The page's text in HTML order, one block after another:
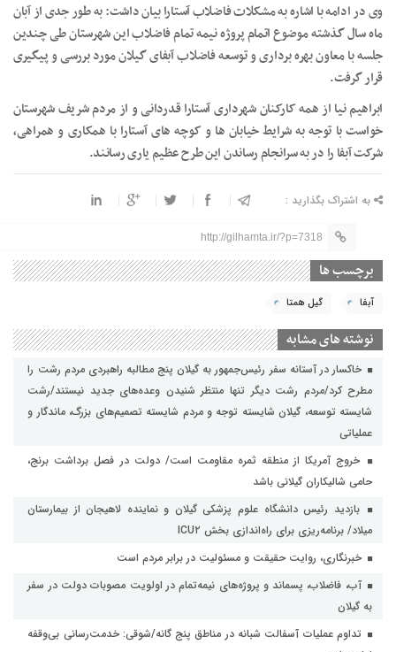
وی در ادامه با اشاره به مشکلات فاضلاب آستارا بیان داشت: به طور جدی از آبان
ماه سال گذشته موضوع اتمام پروژه نیمه تمام فاضلاب این شهرستان طی چندین
جلسه با معاون بهره برداری و توسعه فاضلاب آبفای گیلان مورد بررسی و پیگیری
قرار گرفت.
ابراهیم نیا از همه کارکنان شهرداری آستارا قدردانی و از مردم شریف شهرستان
خواست با توجه به شرایط خیابان ها و کوچه های آستارا با همکاری و همراهی،
شرکت آبفا را در به سرانجام رساندن این طرح عظیم یاری رسانند.
به اشتراک بگذارید :
http://gilhamta.ir/?p=7318
برچسب ها
آبفا گیل همتا
نوشته های مشابه
خاکسار در آستانه سفر رئیس‌جمهور به گیلان پنج مطالبه راهبردی مردم رشت را
مطرح کرد/مردم رشت دیگر تنها منتظر شنیدن وعده‌های جدید نیستند/رشت
شایسته توسعه، گیلان شایسته توجه و مردم شایسته تصمیم‌های بزرگ، ماندگار و
عملیاتی
خروج آمریکا از منطقه ثمره مقاومت است/ دولت در فصل برداشت برنج،
حامی شالیکاران گیلانی باشد
بازدید رئیس دانشگاه علوم پزشکی گیلان و نماینده لاهیجان از بیمارستان
میلاد/ برنامه‌ریزی برای راه‌اندازی بخش ICU۲
خبرنگاری، روایت حقیقت و مسئولیت‌ در برابر مردم است
آب، فاضلاب، پسماند و پروژه‌های نیمه‌تمام در اولویت مصوبات دولت در سفر
به گیلان
تداوم عملیات آسفالت‌ شبانه در مناطق پنج گانه/شوقی: خدمت‌رسانی بی‌وقفه